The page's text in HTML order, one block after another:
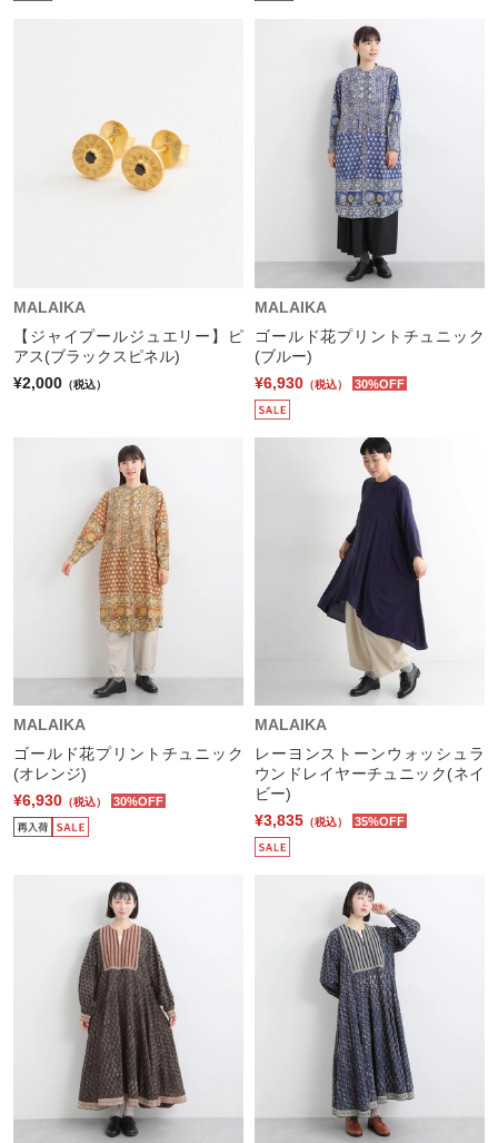
MALAIKA
【ジャイプールジュエリー】ピ
アス(ブラックスピネル)
¥2,000 （税込）
MALAIKA
ゴールド花プリントチュニック
(ブルー)
¥6,930 （税込） 30%OFF
MALAIKA
ゴールド花プリントチュニック
(オレンジ)
¥6,930 （税込） 30%OFF
MALAIKA
レーヨンストーンウォッシュラ
ウンドレイヤーチュニック(ネイ
ビー)
¥3,835 （税込） 35%OFF